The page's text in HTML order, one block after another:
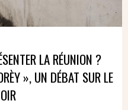
LA RÉUNION ?
», UN DÉBAT SUR LE